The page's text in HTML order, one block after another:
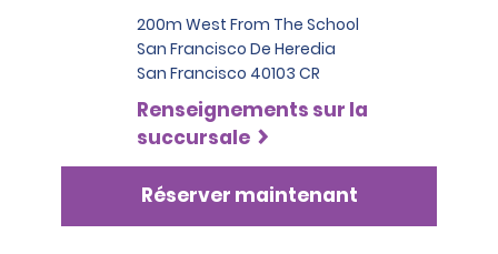
200m West From The School
San Francisco De Heredia
San Francisco 40103 CR
Renseignements sur la
succursale
Réserver maintenant